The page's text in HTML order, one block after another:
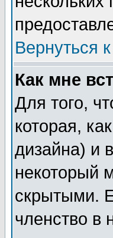
Вернуться
Как мне
Для того,
которая,
дизайна) и
некоторый
скрытыми.
членство в